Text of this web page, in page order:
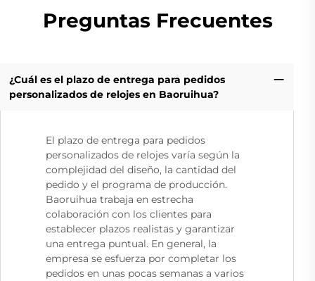
Preguntas Frecuentes
¿Cuál es el plazo de entrega para pedidos
personalizados de relojes en Baoruihua?
El plazo de entrega para pedidos
personalizados de relojes varía según la
complejidad del diseño, la cantidad del
pedido y el programa de producción.
Baoruihua trabaja en estrecha
colaboración con los clientes para
establecer plazos realistas y garantizar
una entrega puntual. En general, la
empresa se esfuerza por completar los
pedidos en unas pocas semanas a varios